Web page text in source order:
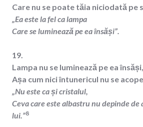
Care nu se poate tăia niciodată pe
„Ea este la fel ca lampa
Care se luminează pe ea însăși”.
19.
Lampa nu se luminează pe ea însăși,
Așa cum nici întunericul nu se
„Nu este ca și cristalul,
Ceva care este albastru nu depinde
lui.”8